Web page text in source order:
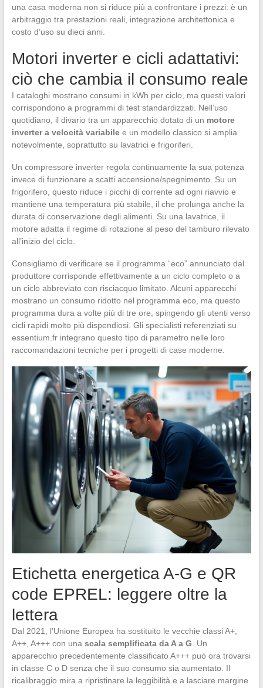
una casa moderna non si riduce più a confrontare i prezzi: è un
arbitraggio tra prestazioni reali, integrazione architettonica e
costo d’uso su dieci anni.
Motori inverter e cicli adattativi:
ciò che cambia il consumo reale
I cataloghi mostrano consumi in kWh per ciclo, ma questi valori
corrispondono a programmi di test standardizzati. Nell’uso
quotidiano, il divario tra un apparecchio dotato di un motore
inverter a velocità variabilee un modello classico si amplia
notevolmente, soprattutto su lavatrici e frigoriferi.
Un compressore inverter regola continuamente la sua potenza
invece di funzionare a scatti accensione/spegnimento. Su un
frigorifero, questo riduce i picchi di corrente ad ogni riavvio e
mantiene una temperatura più stabile, il che prolunga anche la
durata di conservazione degli alimenti. Su una lavatrice, il
motore adatta il regime di rotazione al peso del tamburo rilevato
all’inizio del ciclo.
Consigliamo di verificare se il programma “eco” annunciato dal
produttore corrisponde effettivamente a un ciclo completo o a
un ciclo abbreviato con risciacquo limitato. Alcuni apparecchi
mostrano un consumo ridotto nel programma eco, ma questo
programma dura a volte più di tre ore, spingendo gli utenti verso
cicli rapidi molto più dispendiosi. Gli specialisti referenziati su
essentium.fr integrano questo tipo di parametro nelle loro
raccomandazioni tecniche per i progetti di case moderne.
Etichetta energetica A-G e QR
code EPREL: leggere oltre la
lettera
Dal 2021, l’Unione Europea ha sostituito le vecchie classi A+,
A++, A+++ con una scala semplificata da A a G . Un
apparecchio precedentemente classificato A+++ può ora trovarsi
in classe C o D senza che il suo consumo sia aumentato. Il
ricalibraggio mira a ripristinare la leggibilità e a lasciare margine